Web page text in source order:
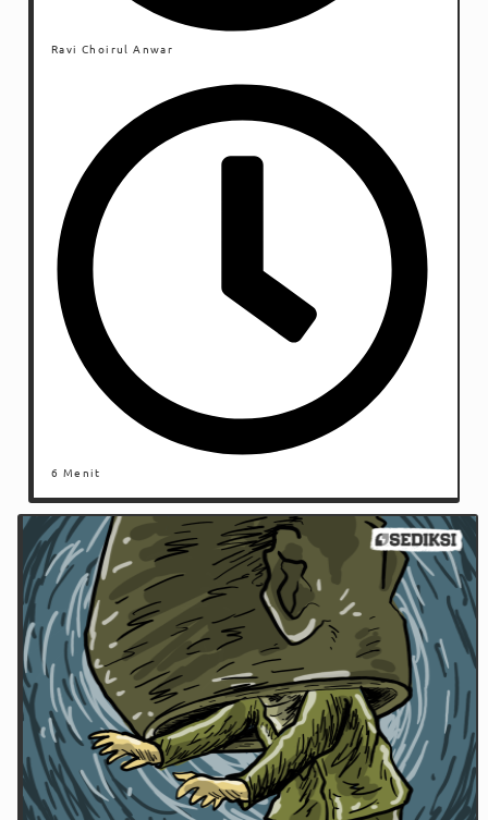
Ravi Choirul Anwar
6 Menit